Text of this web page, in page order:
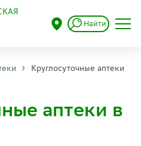
Найти
Круглосуточные аптеки
аптеки в